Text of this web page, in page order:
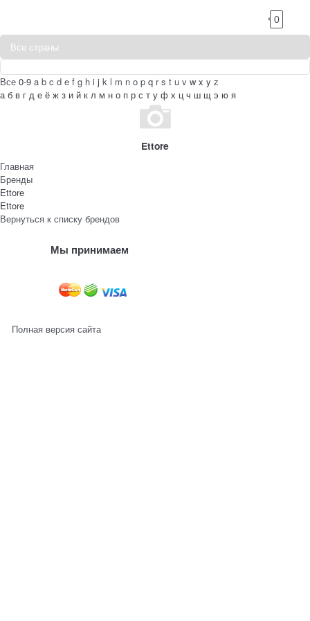
0
Все 0-9 a b c d e f g h i j k l m n o p q rs t u v w x y z
а б в г д е ё ж з и й к л м н о п р с т у ф х ц ч ш щ э ю я
Ettore
Главная
Бренды
Ettore
Ettore
Вернуться к списку брендов
Мы принимаем
Полная версия сайта